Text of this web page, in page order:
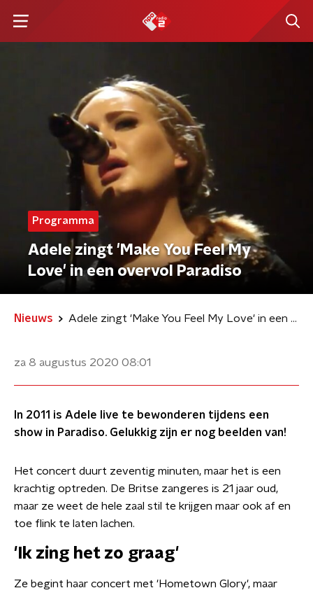
Programma
Adele zingt 'Make You Feel My
Love' in een overvol Paradiso
Nieuws Adele zingt 'Make You Feel My Love' in een overvol Paradiso
za 8 augustus 2020 08:01
In 2011 is Adele live te bewonderen tijdens een
show in Paradiso. Gelukkig zijn er nog beelden van!
Het concert duurt zeventig minuten, maar het is een
krachtig optreden. De Britse zangeres is 21 jaar oud,
maar ze weet de hele zaal stil te krijgen maar ook af en
toe flink te laten lachen.
'Ik zing het zo graag'
Ze begint haar concert met 'Hometown Glory', maar